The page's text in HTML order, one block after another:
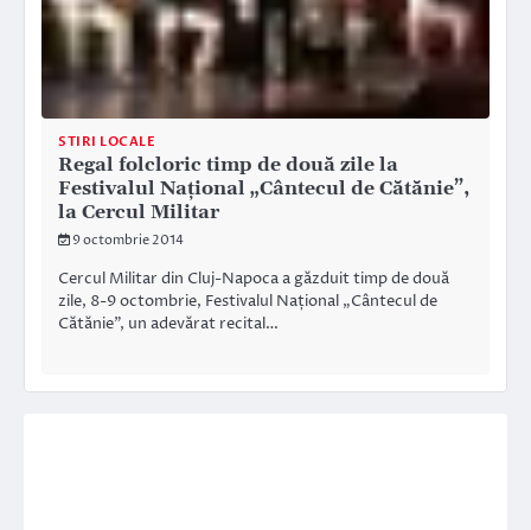
STIRI LOCALE
Regal folcloric timp de două zile la
Festivalul Național „Cântecul de Cătănie”,
la Cercul Militar
9 octombrie 2014
Cercul Militar din Cluj-Napoca a găzduit timp de două
zile, 8-9 octombrie, Festivalul Național „Cântecul de
Cătănie”, un adevărat recital…